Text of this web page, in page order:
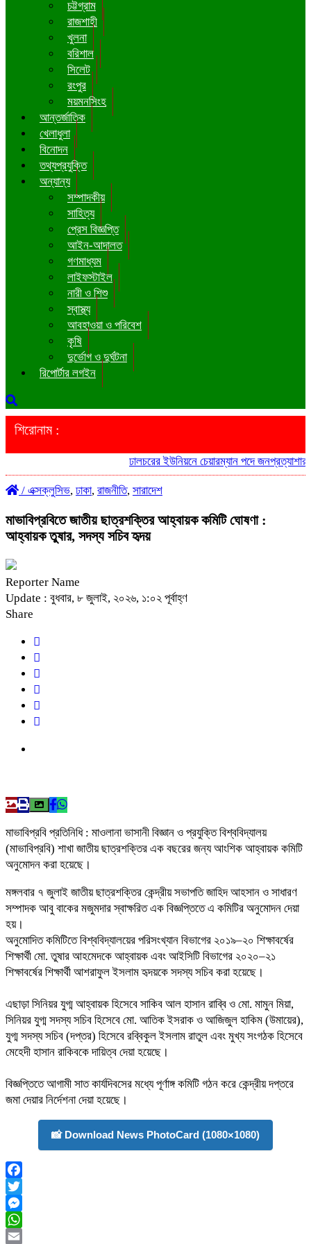
চট্টগ্রাম
রাজশাহী
খুলনা
বরিশাল
সিলেট
রংপুর
ময়মনসিংহ
আন্তর্জাতিক
খেলাধুলা
বিনোদন
তথ্যপ্রযুক্তি
অন্যান্য
সম্পাদকীয়
সাহিত্য
প্রেস বিজ্ঞপ্তি
আইন-আদালত
গণমাধ্যম
লাইফস্টাইল
নারী ও শিশু
স্বাস্থ্য
আবহাওয়া ও পরিবেশ
কৃষি
দুর্ভোগ ও দুর্ঘটনা
রিপোর্টার লগইন
শিরোনাম :
ঢালচরের ইউনিয়নে চেয়ারম্যান পদে জনপ্রত্যাশার
/ এক্সক্লুসিভ, ঢাকা, রাজনীতি, সারাদেশ
মাভাবিপ্রবিতে জাতীয় ছাত্রশক্তির আহ্বায়ক কমিটি ঘোষণা :
‎আহ্বায়ক তুষার, সদস্য সচিব হৃদয়
Reporter Name
Update : বুধবার, ৮ জুলাই, ২০২৬, ১:০২ পূর্বাহ্ণ
Share
মাভাবিপ্রবি প্রতিনিধি : ‎মাওলানা ভাসানী বিজ্ঞান ও প্রযুক্তি বিশ্ববিদ্যালয়
(মাভাবিপ্রবি) শাখা জাতীয় ছাত্রশক্তির এক বছরের জন্য আংশিক আহ্বায়ক কমিটি
অনুমোদন করা হয়েছে।
‎মঙ্গলবার ৭ জুলাই জাতীয় ছাত্রশক্তির কেন্দ্রীয় সভাপতি জাহিদ আহসান ও সাধারণ
সম্পাদক আবু বাকের মজুমদার স্বাক্ষরিত এক বিজ্ঞপ্তিতে এ কমিটির অনুমোদন দেয়া
হয়।
‎অনুমোদিত কমিটিতে বিশ্ববিদ্যালয়ের পরিসংখ্যান বিভাগের ২০১৯–২০ শিক্ষাবর্ষের
শিক্ষার্থী মো. তুষার আহমেদকে আহ্বায়ক এবং আইসিটি বিভাগের ২০২০–২১
শিক্ষাবর্ষের শিক্ষার্থী আশরাফুল ইসলাম হৃদয়কে সদস্য সচিব করা হয়েছে।
‎এছাড়া সিনিয়র যুগ্ম আহ্বায়ক হিসেবে সাকিব আল হাসান রাব্বি ও মো. মামুন মিয়া,
সিনিয়র যুগ্ম সদস্য সচিব হিসেবে মো. আতিক ইসরাক ও আজিজুল হাকিম (উমায়ের),
যুগ্ম সদস্য সচিব (দপ্তর) হিসেবে রব্বিকুল ইসলাম রাতুল এবং মুখ্য সংগঠক হিসেবে
মেহেদী হাসান রাকিবকে দায়িত্ব দেয়া হয়েছে।
‎বিজ্ঞপ্তিতে আগামী সাত কার্যদিবসের মধ্যে পূর্ণাঙ্গ কমিটি গঠন করে কেন্দ্রীয় দপ্তরে
জমা দেয়ার নির্দেশনা দেয়া হয়েছে।
📸 Download News PhotoCard (1080×1080)
Facebook
Twitter
Messenger
WhatsApp